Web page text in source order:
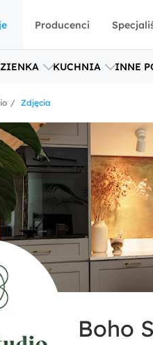
KUCHNIA INNE
Producenci
Zdjęcia
Boho